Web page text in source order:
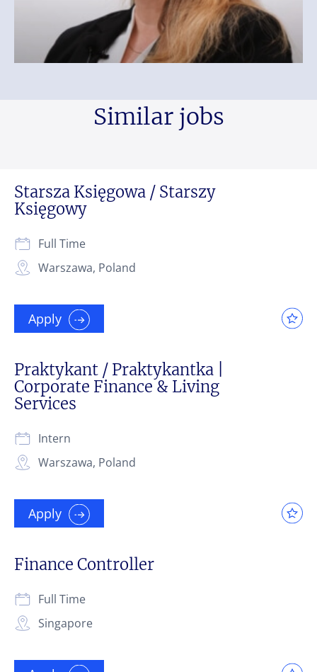
Similar jobs
Starsza Księgowa / Starszy
Księgowy
Warszawa, Poland
Full Time
Apply
Praktykant / Praktykantka |
Corporate Finance & Living
Services
Warszawa, Poland
Intern
Apply
Finance Controller
Singapore
Full Time